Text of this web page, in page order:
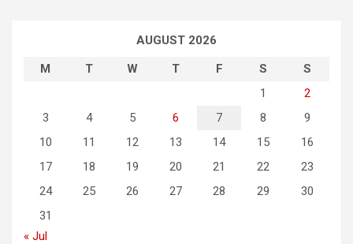
AUGUST 2026
M
T W T F S
S
1
2
3
4 5 6 7 8
9
10
11 12 13 14 15
16
17
18 19 20 21 22
23
24
25 26 27 28 29
30
31
« Jul